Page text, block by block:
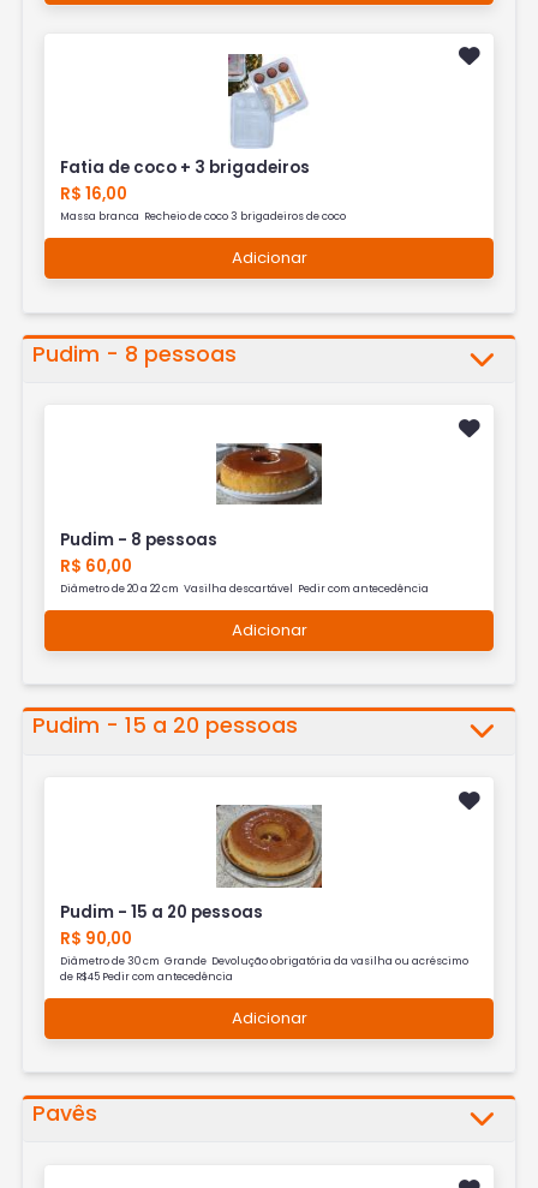
Fatia de coco + 3 brigadeiros
R$ 16,00
Massa branca Recheio de coco 3 brigadeiros de coco
Adicionar
Pudim - 8 pessoas
Pudim - 8 pessoas
R$ 60,00
Diâmetro de 20 a 22 cm Vasilha descartável Pedir com antecedência
Adicionar
Pudim - 15 a 20 pessoas
Pudim - 15 a 20 pessoas
R$ 90,00
Diâmetro de 30 cm Grande Devolução obrigatória da vasilha ou acréscimo
de R$45 Pedir com antecedência
Adicionar
Pavês